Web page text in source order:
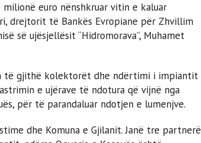
euro nënshkruar vitin e kaluar
drejtorit të Bankës Evropiane për Zhvillim
së ujësjellësit “Hidromorava”, Muhamet
të gjithë kolektorët dhe ndërtimi i impiantit
e ujërave të ndotura që vijnë nga
për të parandaluar ndotjen e lumenjve.
dhe Komuna e Gjilanit. Janë tre partnerë